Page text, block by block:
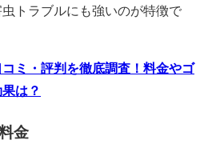
トラブルにも強いのが特徴で
ミ・評判を徹底調査！料金やゴ
は？
金